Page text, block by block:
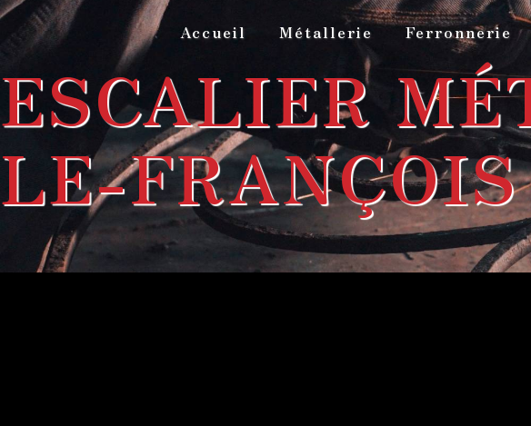
Panneau de gestion des cookies
Accueil Métallerie Ferronnerie
ESCALIER
LE-FRANÇOIS